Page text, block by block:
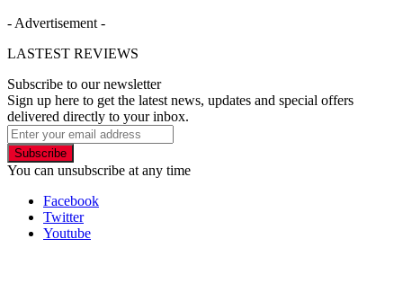
- Advertisement -
LASTEST REVIEWS
Subscribe to our newsletter
Sign up here to get the latest news, updates and special offers
delivered directly to your inbox.
Subscribe
You can unsubscribe at any time
Facebook
Twitter
Youtube